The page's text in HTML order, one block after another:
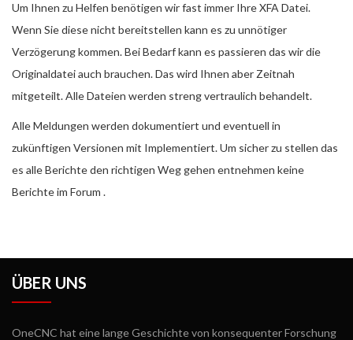
Um Ihnen zu Helfen benötigen wir fast immer Ihre XFA Datei.
Wenn Sie diese nicht bereitstellen kann es zu unnötiger
Verzögerung kommen. Bei Bedarf kann es passieren das wir die
Originaldatei auch brauchen. Das wird Ihnen aber Zeitnah
mitgeteilt. Alle Dateien werden streng vertraulich behandelt.
Alle Meldungen werden dokumentiert und eventuell in
zukünftigen Versionen mit Implementiert. Um sicher zu stellen das
es alle Berichte den richtigen Weg gehen entnehmen keine
Berichte im Forum .
ÜBER UNS
OneCNC hat eine lange Geschichte von konsequenter Forschung